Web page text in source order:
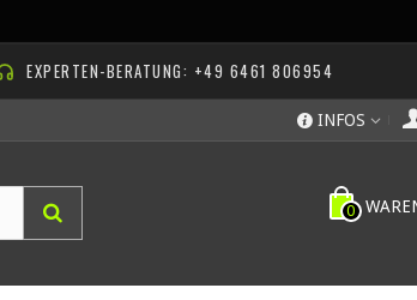
EXPERTEN-BERATUNG: +49 6461 806954
INFOS
0